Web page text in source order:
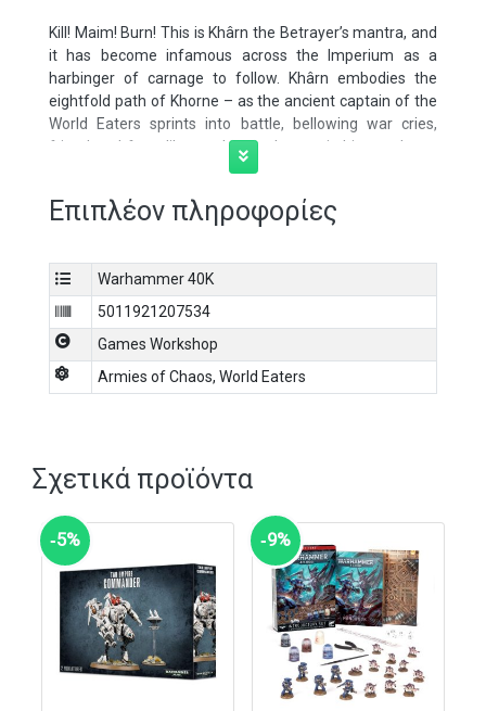
Kill! Maim! Burn! This is Khârn the Betrayer’s mantra, and
it has become infamous across the Imperium as a
harbinger of carnage to follow. Khârn embodies the
eightfold path of Khorne – as the ancient captain of the
World Eaters sprints into battle, bellowing war cries,
friend and foe alike are left broken, twitching and torn
Επιπλέον πληροφορίες
Warhammer 40K
5011921207534
Games Workshop
Armies of Chaos, World Eaters
Σχετικά προϊόντα
‑5% ‑9%